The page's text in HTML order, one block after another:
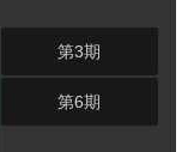
第3期
第6期